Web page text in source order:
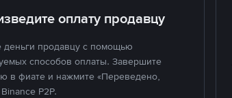
оплату продавцу
деньги продавцу с помощью
способов оплаты. Завершите
в фиате и нажмите «Переведено,
P2P.